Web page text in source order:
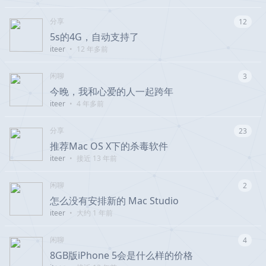
分享 12
5s的4G，自动支持了
iteer • 12 年多前
闲聊 3
今晚，我和心爱的人一起跨年
iteer • 4 年多前
分享 23
推荐Mac OS X下的杀毒软件
iteer • 接近 13 年前
闲聊 2
怎么没有安排新的 Mac Studio
iteer • 大约 1 年前
闲聊 4
8GB版iPhone 5会是什么样的价格